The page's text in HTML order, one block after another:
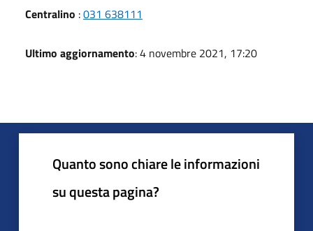
Centralino :031 638111
Ultimo aggiornamento: 4 novembre 2021, 17:20
Quanto sono chiare le informazioni
su questa pagina?